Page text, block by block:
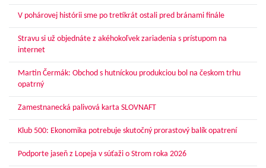
V pohárovej histórii sme po tretíkrát ostali pred bránami finále
Stravu si už objednáte z akéhokoľvek zariadenia s prístupom na
internet
Martin Čermák: Obchod s hutníckou produkciou bol na českom trhu
opatrný
Zamestnanecká palivová karta SLOVNAFT
Klub 500: Ekonomika potrebuje skutočný prorastový balík opatrení
Podporte jaseň z Lopeja v súťaži o Strom roka 2026